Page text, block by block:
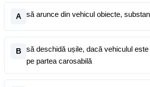
A să arunce din vehicul obiecte,
B
să deschidă ușile, dacă vehiculul
pe partea carosabilă